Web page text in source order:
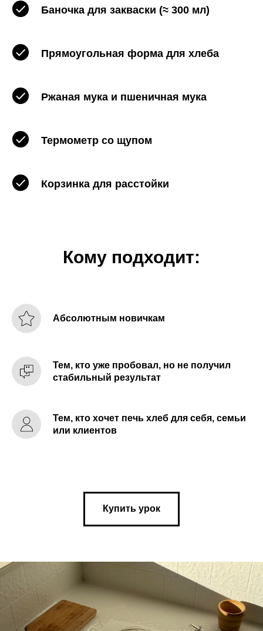
Баночка для закваски (≈ 300 мл)
Прямоугольная форма для хлеба
Ржаная мука и пшеничная мука
Термометр со щупом
Корзинка для расстойки
Кому подходит:
Абсолютным новичкам
Тем, кто уже пробовал, но не получил
стабильный результат
Тем, кто хочет печь хлеб для себя, семьи
или клиентов
Купить урок